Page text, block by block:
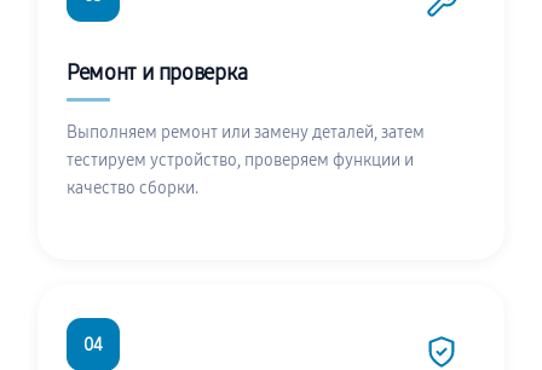
Ремонт и проверка
Выполняем ремонт или замену деталей, затем
тестируем устройство, проверяем функции и
качество сборки.
04